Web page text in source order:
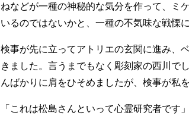
ねなどが一種の神秘的な気分を作って、ミ
いるのではないかと、一種の不気味な戦慄
検事が先に立ってアトリエの玄関に進み、
きました。言うまでもなく彫刻家の西川で
んばかりに肩をひそめましたが、検事が私
「これは松島さんといって心霊研究者です」